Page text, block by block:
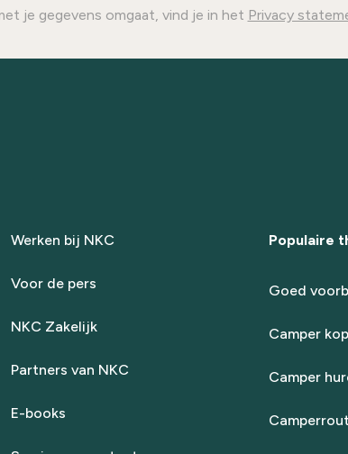
je gegevens omgaat, vind je in het Privacy
Werken bij NKC
Voor de pers
NKC Zakelijk
Partners van NKC
E-books
Populaire
Goed
Camper
Camper